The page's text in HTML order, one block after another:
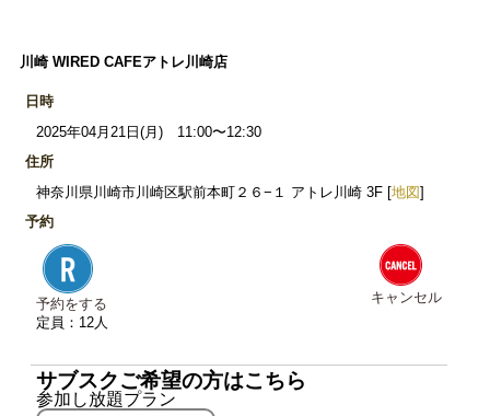
川崎 WIRED CAFEアトレ川崎店
日時
2025年04月21日(月) 11:00〜12:30
住所
神奈川県川崎市川崎区駅前本町２６−１ アトレ川崎 3F [地図]
予約
予約をする
定員：12人
キャンセル
サブスクご希望の方はこちら
参加し放題プラン